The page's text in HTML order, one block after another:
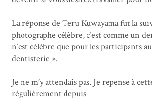
La réponse de Teru Kuwayama fut la
photographe célèbre, c’est comme un
n’est célèbre que pour les participants
dentisterie ».
Je ne m’y attendais pas. Je repense à
régulièrement depuis.